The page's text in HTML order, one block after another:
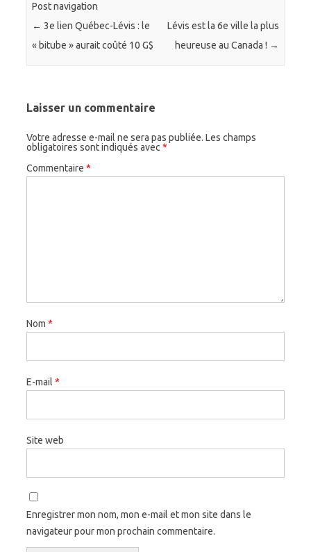
Post navigation
← 3e lien Québec-Lévis : le
« bitube » aurait coûté 10 G$
Lévis est la 6e ville la plus
heureuse au Canada ! →
Laisser un commentaire
Votre adresse e-mail ne sera pas publiée. Les champs
obligatoires sont indiqués avec *
Commentaire *
Nom *
E-mail *
Site web
Enregistrer mon nom, mon e-mail et mon site dans le
navigateur pour mon prochain commentaire.